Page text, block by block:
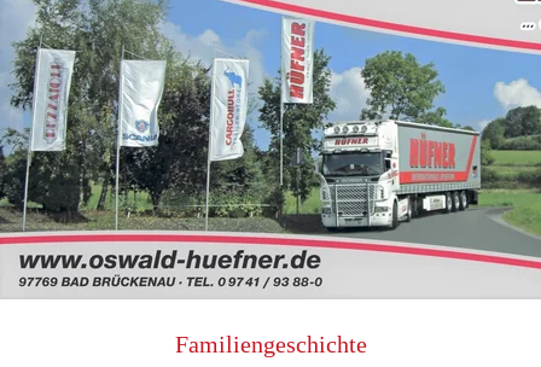
Familiengeschichte